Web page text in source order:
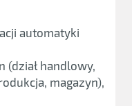
automatyki
(dział handlowy,
magazyn),